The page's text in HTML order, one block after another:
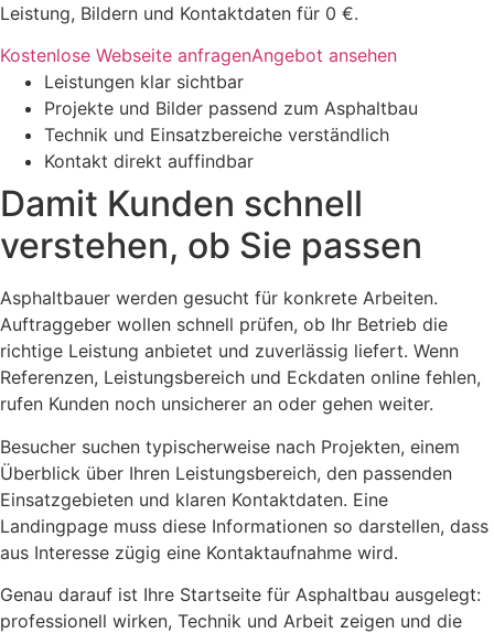
Leistung, Bildern und Kontaktdaten für 0 €.
Kostenlose Webseite anfragenAngebot ansehen
Leistungen klar sichtbar
Projekte und Bilder passend zum Asphaltbau
Technik und Einsatzbereiche verständlich
Kontakt direkt auffindbar
Damit Kunden schnell
verstehen, ob Sie passen
Asphaltbauer werden gesucht für konkrete Arbeiten.
Auftraggeber wollen schnell prüfen, ob Ihr Betrieb die
richtige Leistung anbietet und zuverlässig liefert. Wenn
Referenzen, Leistungsbereich und Eckdaten online fehlen,
rufen Kunden noch unsicherer an oder gehen weiter.
Besucher suchen typischerweise nach Projekten, einem
Überblick über Ihren Leistungsbereich, den passenden
Einsatzgebieten und klaren Kontaktdaten. Eine
Landingpage muss diese Informationen so darstellen, dass
aus Interesse zügig eine Kontaktaufnahme wird.
Genau darauf ist Ihre Startseite für Asphaltbau ausgelegt:
professionell wirken, Technik und Arbeit zeigen und die